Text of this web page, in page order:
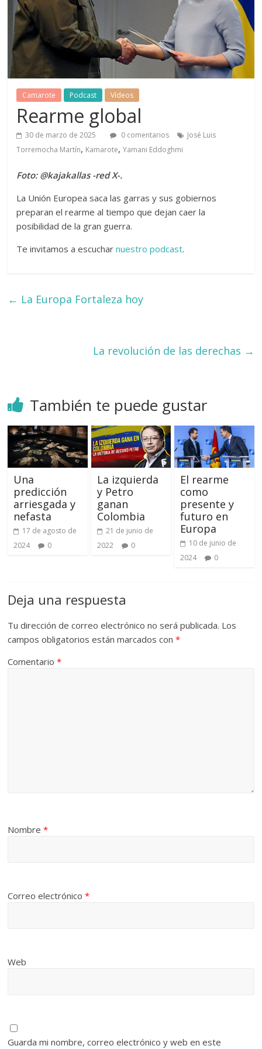
Camarote Podcast Vídeos
Rearme global
30 de marzo de 2025 0 comentarios
José Luis
Torremocha Martín, Kamarote,Yamani Eddoghmi
Foto: @kajakallas -red X-.
La Unión Europea saca las garras y sus gobiernos
preparan el rearme al tiempo que dejan caer la
posibilidad de la gran guerra.
Te invitamos a escucharnuestro podcast.
← La Europa Fortaleza hoy
La revolución de las derechas →
También te puede gustar
Una
predicción
arriesgada y
nefasta
17 de agosto de
2024
0
La izquierda
y Petro
ganan
Colombia
21 de junio de
2022
0
El rearme
como
presente y
futuro en
Europa
10 de junio de
2024
0
Deja una respuesta
Tu dirección de correo electrónico no será publicada. Los
campos obligatorios están marcados con*
Comentario*
Nombre*
Correo electrónico*
Web
Guarda mi nombre, correo electrónico y web en este